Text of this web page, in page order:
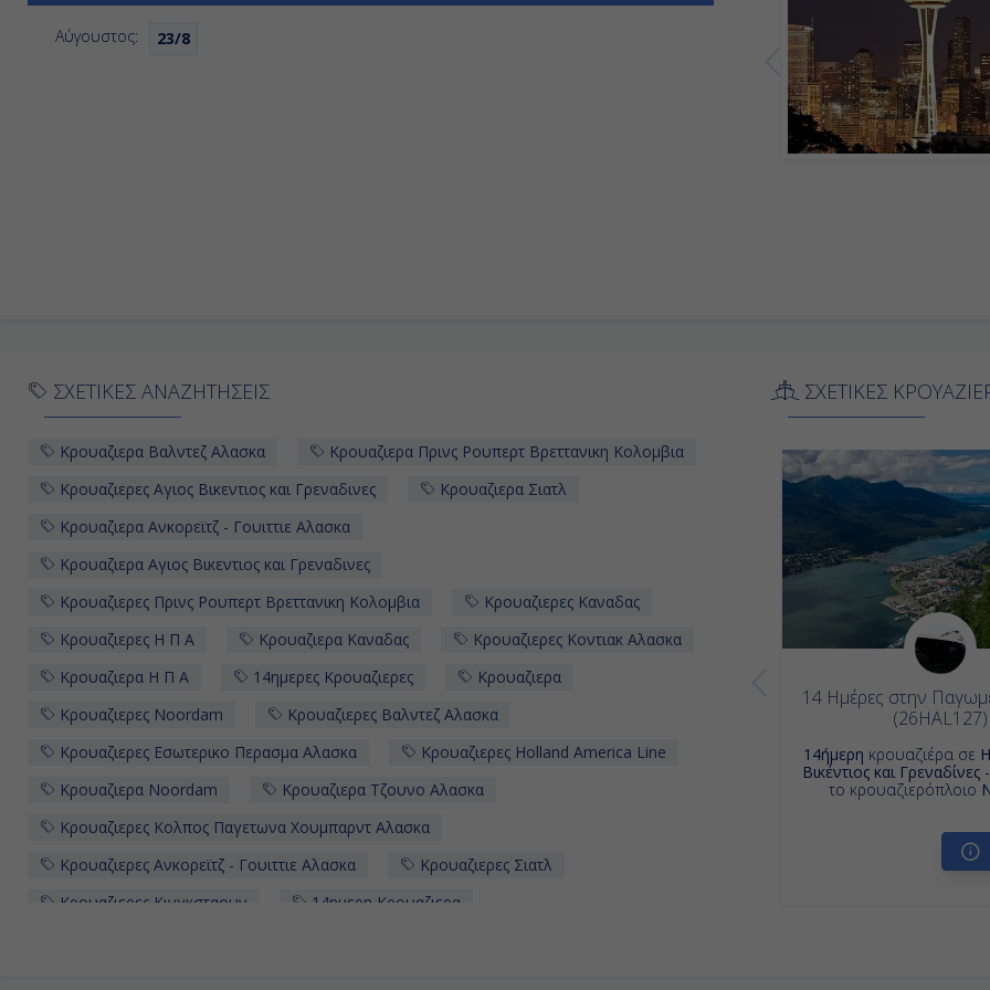
13η
Η.Π.Α.
Αύγουστος:
23/8
ΣΧΕΤΙΚΕΣ ΑΝΑΖΗΤΗΣΕΙΣ
Κρουαζιερα Βαλντεζ Αλασκα
Κρουαζιερα Πρινς Ρουπερτ Bρεττανικη Κολομβια
Κρουαζιερες Αγιος Βικεντιος και Γρεναδινες
Κρουαζιερα Σιατλ
Κρουαζιερα Ανκορεϊτζ - Γουιττιε Αλασκα
Κρουαζιερα Αγιος Βικεντιος και Γρεναδινες
Κρουαζιερες Πρινς Ρουπερτ Bρεττανικη Κολομβια
Κρουαζιερες Καναδας
Κρουαζιερες Η Π Α
Κρουαζιερα Καναδας
Κρουαζιερες Κοντιακ Αλασκα
Κρουαζιερα Η Π Α
14ημερες Κρουαζιερες
Κρουαζιερα
Κρουαζιερες Noordam
Κρουαζιερες Βαλντεζ Αλασκα
Κρουαζιερες Εσωτερικο Περασμα Αλασκα
Κρουαζιερες Holland America Line
Κρουαζιερα Noordam
Κρουαζιερα Τζουνο Αλασκα
Κρουαζιερες Κολπος Παγετωνα Χουμπαρντ Αλασκα
Κρουαζιερες Ανκορεϊτζ - Γουιττιε Αλασκα
Κρουαζιερες Σιατλ
Κρουαζιερες Κινγκσταουν
14ημερη Κρουαζιερα
ΣΧΕΤΙΚΕΣ
14 Ημέρες στην
(26HAL127)
14ήμερη κρουαζιέρα σε
Βικέντιος και
το κρουαζιερόπλοιο